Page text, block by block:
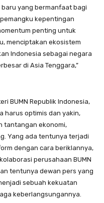
yang bermanfaat bagi
kepentingan
penting untuk
menciptakan ekosistem
Indonesia sebagai negara
di Asia Tenggara,”
BUMN Republik Indonesia,
harus optimis dan yakin,
tantangan ekonomi,
Yang ada tentunya terjadi
dengan cara beriklannya,
perusahaan BUMN
tentunya dewan pers yang
sebuah kekuatan
keberlangsungannya.